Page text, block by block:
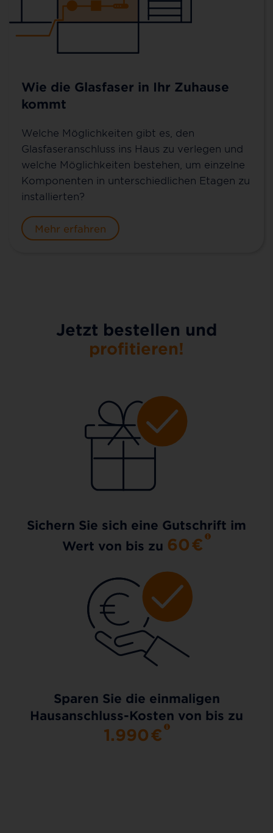
Wie die Glasfaser in Ihr Zuhause
kommt
Welche Möglichkeiten gibt es, den
Glasfaseranschluss ins Haus zu verlegen und
welche Möglichkeiten bestehen, um einzelne
Komponenten in unterschiedlichen Etagen zu
installierten?
Mehr erfahren
Jetzt bestellen und
profitieren!
Sichern Sie sich eine Gutschrift im
Wert von bis zu 60€
Sparen Sie die einmaligen
Hausanschluss-Kosten von bis zu
1.990€